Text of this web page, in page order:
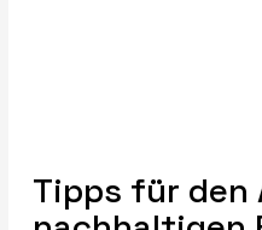
Tipps für den